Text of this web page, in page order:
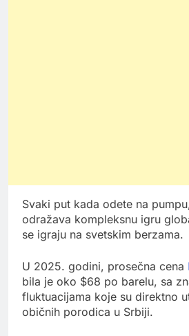
Svaki put kada odete na
odražava kompleksnu igru
se igraju na svetskim berzama.
U 2025. godini, prosečna cena
bila je oko $68 po barelu, sa
fluktuacijama koje su direktno
običnih porodica u Srbiji.